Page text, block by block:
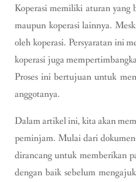
Koperasi memiliki aturan yang
maupun koperasi lainnya.
oleh koperasi. Persyaratan ini
koperasi juga
Proses ini bertujuan untuk
anggotanya.
Dalam artikel ini, kita akan
peminjam. Mulai dari
dirancang untuk memberikan
dengan baik sebelum